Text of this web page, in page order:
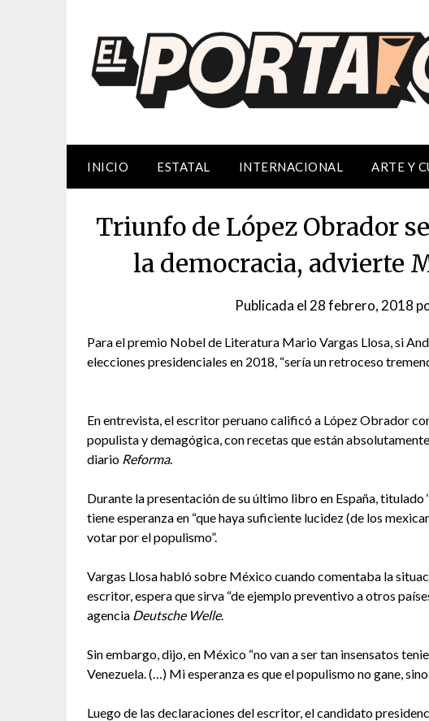
INICIO ESTATAL INTERNACIONAL ARTE Y
Triunfo de López Obrador
la democracia, advierte
Publicada el 28 febrero, 2018
Para el premio Nobel de Literatura Mario Vargas Llosa, si
elecciones presidenciales en 2018, “sería un retroceso
En entrevista, el escritor peruano calificó a López Obrador
populista y demagógica, con recetas que están
diario Reforma.
Durante la presentación de su último libro en España, titulado
tiene esperanza en “que haya suficiente lucidez (de los
votar por el populismo”.
Vargas Llosa habló sobre México cuando comentaba la
escritor, espera que sirva “de ejemplo preventivo a otros
agencia Deutsche Welle.
Sin embargo, dijo, en México “no van a ser tan insensatos
Venezuela. (…) Mi esperanza es que el populismo no gane,
Luego de las declaraciones del escritor, el candidato